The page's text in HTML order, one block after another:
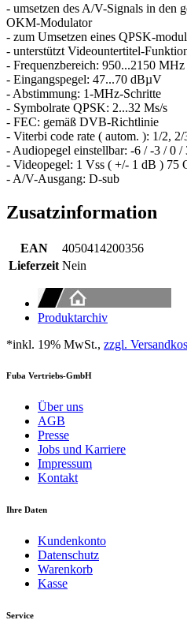
- umsetzen des A/V-Signals in den
OKM-Modulator
- zum Umsetzen eines QPSK-
- unterstützt Videountertitel-
- Frequenzbereich: 950...2150 MHz
- Eingangspegel: 47...70 dBµV
- Abstimmung: 1-MHz-Schritte
- Symbolrate QPSK: 2...32 Ms/s
- FEC: gemäß DVB-Richtlinie
- Viterbi code rate ( autom. ): 1/2,
- Audiopegel einstellbar: -6 / -3 / 0 /
- Videopegel: 1 Vss ( +/- 1 dB ) 75
- A/V-Ausgang: D-sub
Zusatzinformation
EAN
4050414200356
Lieferzeit Nein
Produktarchiv
*inkl. 19% MwSt., zzgl.
Fuba Vertriebs-GmbH
Über uns
AGB
Presse
Jobs und Karriere
Impressum
Kontakt
Ihre Daten
Kundenkonto
Datenschutz
Warenkorb
Kasse
Service